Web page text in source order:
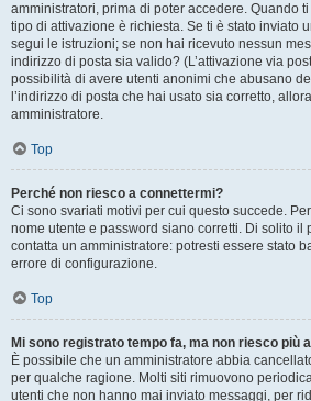
amministratori, prima di poter accedere. Quando
tipo di attivazione è richiesta. Se ti è stato inviato
segui le istruzioni; se non hai ricevuto nessun
indirizzo di posta sia valido? (L’attivazione via
possibilità di avere utenti anonimi che abusano
l’indirizzo di posta che hai usato sia corretto,
amministratore.
Top
Perché non riesco a connettermi?
Ci sono svariati motivi per cui questo succede.
nome utente e password siano corretti. Di solito il
contatta un amministratore: potresti essere stato
errore di configurazione.
Top
Mi sono registrato tempo fa, ma non riesco più
È possibile che un amministratore abbia
per qualche ragione. Molti siti rimuovono
utenti che non hanno mai inviato messaggi, per